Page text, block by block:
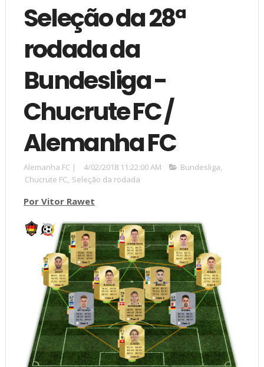
Seleção da 28ª
rodada da
Bundesliga -
Chucrute FC /
Alemanha FC
Alemanha FC | 4/02/2018 11:22:00 AM Bundesliga,
Chucrute FC, Seleção da rodada
Por Vitor Rawet